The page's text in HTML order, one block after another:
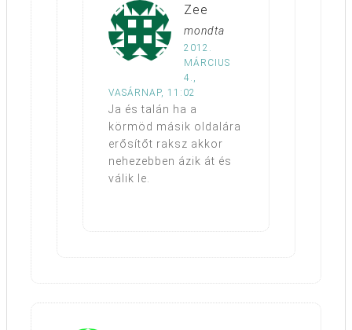
Zee
mondta
2012.
MÁRCIUS
4.,
VASÁRNAP, 11:02
Ja és talán ha a
körmöd másik oldalára
erősítőt raksz akkor
nehezebben ázik át és
válik le.